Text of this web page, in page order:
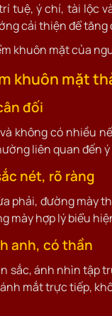
tuệ, ý chí, tài lộc
cải thiện để tăng
khuôn mặt
đối
không có nhiều
liên quan đến
nét, rõ ràng
phải, đường mày
mày hợp lý biểu
anh, có thần
sắc, ánh nhìn tập
mắt trực tiếp,